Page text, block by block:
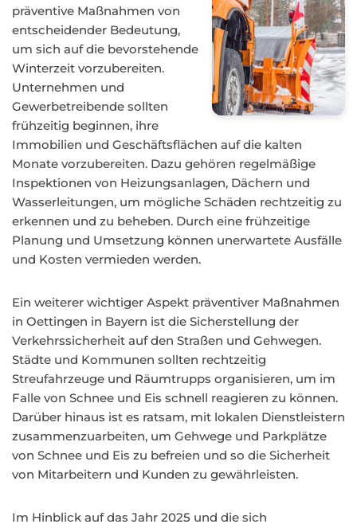
präventive Maßnahmen von
entscheidender Bedeutung,
um sich auf die bevorstehende
Winterzeit vorzubereiten.
Unternehmen und
Gewerbetreibende sollten
frühzeitig beginnen, ihre
Immobilien und Geschäftsflächen auf die kalten
Monate vorzubereiten. Dazu gehören regelmäßige
Inspektionen von Heizungsanlagen, Dächern und
Wasserleitungen, um mögliche Schäden rechtzeitig zu
erkennen und zu beheben. Durch eine frühzeitige
Planung und Umsetzung können unerwartete Ausfälle
und Kosten vermieden werden.
Ein weiterer wichtiger Aspekt präventiver Maßnahmen
in Oettingen in Bayern ist die Sicherstellung der
Verkehrssicherheit auf den Straßen und Gehwegen.
Städte und Kommunen sollten rechtzeitig
Streufahrzeuge und Räumtrupps organisieren, um im
Falle von Schnee und Eis schnell reagieren zu können.
Darüber hinaus ist es ratsam, mit lokalen Dienstleistern
zusammenzuarbeiten, um Gehwege und Parkplätze
von Schnee und Eis zu befreien und so die Sicherheit
von Mitarbeitern und Kunden zu gewährleisten.
Im Hinblick auf das Jahr 2025 und die sich